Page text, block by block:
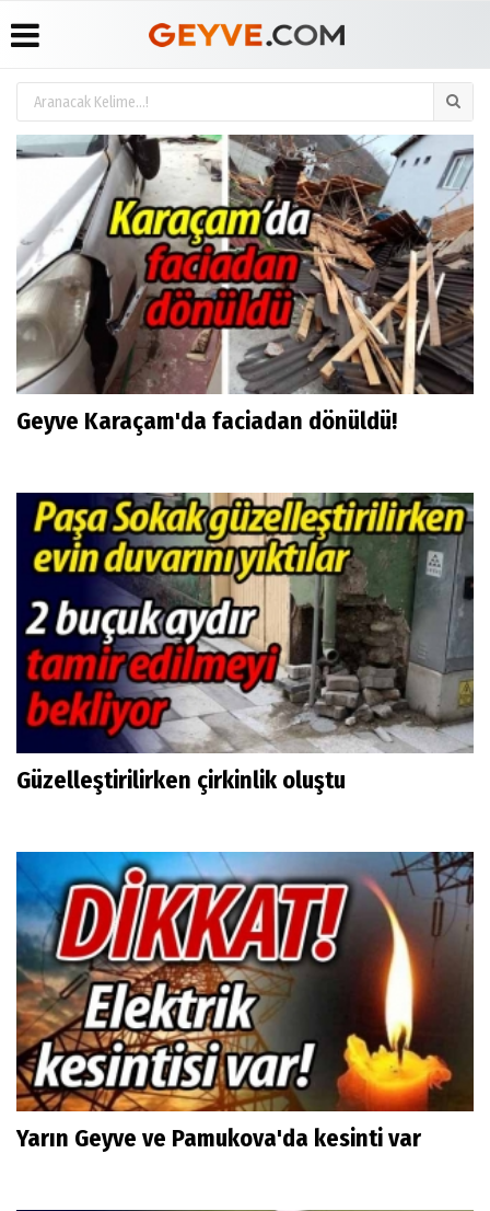
Üye Paneli
Haber
Arşivi
Günün
Haberleri
Anketler
Biyografiler
Köşe
Yazarları
Video
Galeri
Foto
Galeri
Etkinlikler
Yayın
İlkeleri
Medyabar.com
Künye
İletişim
Geyve Karaçam'da faciadan dönüldü!
Güzelleştirilirken çirkinlik oluştu
Yarın Geyve ve Pamukova'da kesinti var